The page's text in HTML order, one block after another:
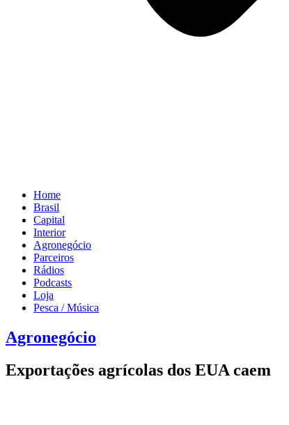
Home
Brasil
Capital
Interior
Agronegócio
Parceiros
Rádios
Podcasts
Loja
Pesca / Música
Agronegócio
Exportações agrícolas dos EUA caem